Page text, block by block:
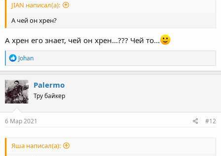
JIAN написал(а):
А чей он хрен?
А хрен его знает, чей он хрен...??? Чей то...
R
e
a
c
t
i
o
n
s
Johan
Palermo
Тру байкер
6 Мар 2021 #12
Яша написал(а):